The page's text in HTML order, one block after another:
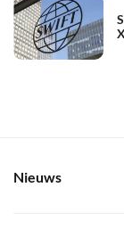
Nieuws